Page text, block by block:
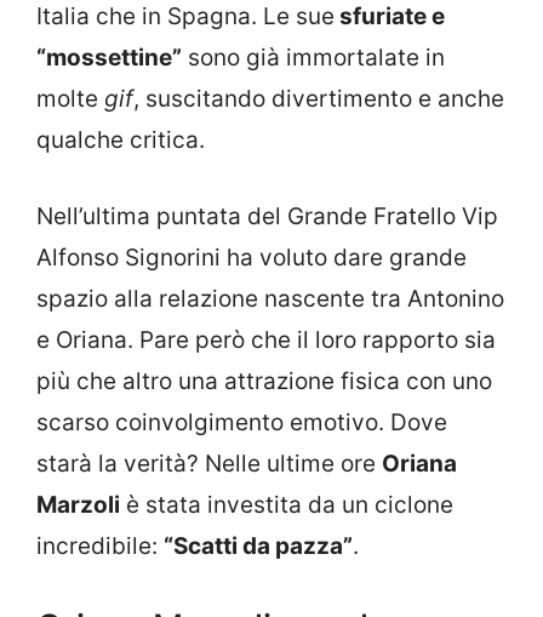
Italia che in Spagna. Le sue sfuriate e
“mossettine” sono già immortalate in
molte gif, suscitando divertimento e anche
qualche critica.
Nell’ultima puntata del Grande Fratello Vip
Alfonso Signorini ha voluto dare grande
spazio alla relazione nascente tra Antonino
e Oriana. Pare però che il loro rapporto sia
più che altro una attrazione fisica con uno
scarso coinvolgimento emotivo. Dove
starà la verità? Nelle ultime ore Oriana
Marzoli è stata investita da un ciclone
incredibile: “Scatti da pazza”.